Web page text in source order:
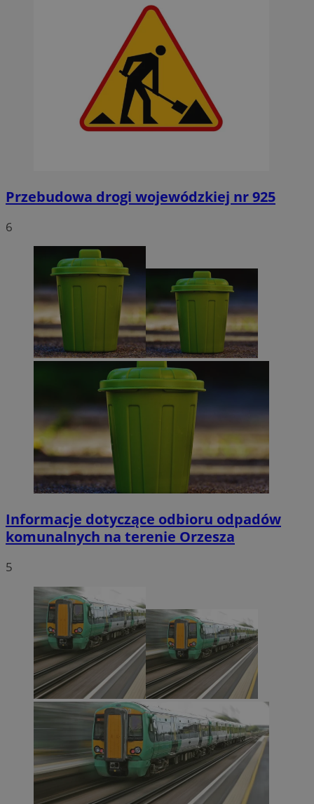
Przebudowa drogi wojewódzkiej nr 925
6
Informacje dotyczące odbioru odpadów
komunalnych na terenie Orzesza
5